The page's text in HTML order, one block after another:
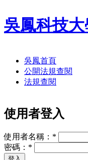
吳鳳科技
吳鳳首頁
公開法規查閱
法規查閱
使用者登入
使用者名稱： *
密碼： *